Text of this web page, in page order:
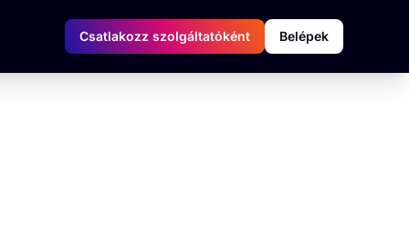
Csatlakozz szolgáltatóként Belépek